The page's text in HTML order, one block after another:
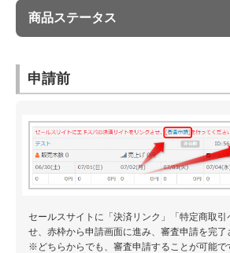
商品ステータス
申請前
セールスサイトに「決済リンク」「特定商取
せ、赤枠から申請画面に進み、審査申請を完了
※どちらからでも、審査申請することが可能で